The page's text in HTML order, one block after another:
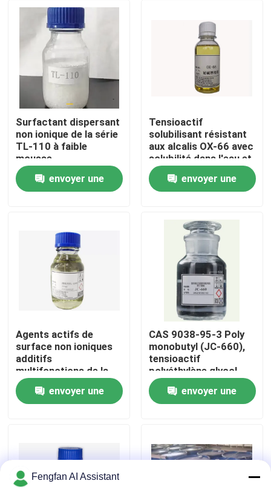
Accueil
Produits
À propos de nous
Visite de l'usine
Contrôle de qualité
Nous contacter
Demander un devis
Produits chimiques de zingage
Surfactant dispersant
non ionique de la série
TL-110 à faible
mousse
envoyer une
Tensioactif
solubilisant résistant
aux alcalis OX-66 avec
solubilité dans l'eau et
stabilité à haute
températureenvoyer une
Agents actifs de
surface non ioniques
additifs
multifonctions de la
série TL104
envoyer une
CAS 9038-95-3 Poly
monobutyl (JC-660),
tensioactif
polyéthylène glycol
propylène glycol
envoyer une
Fengfan AI Assistant